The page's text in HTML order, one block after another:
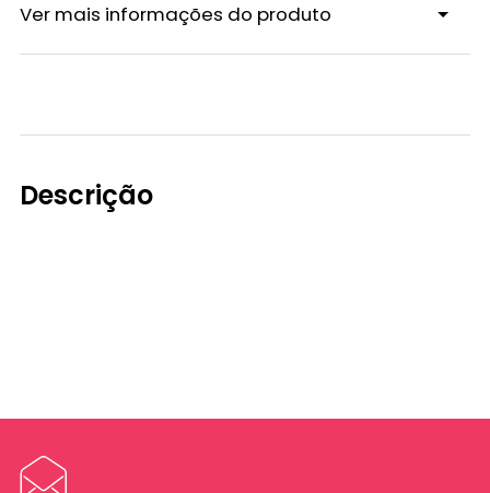
Ver mais informações do produto
Descrição